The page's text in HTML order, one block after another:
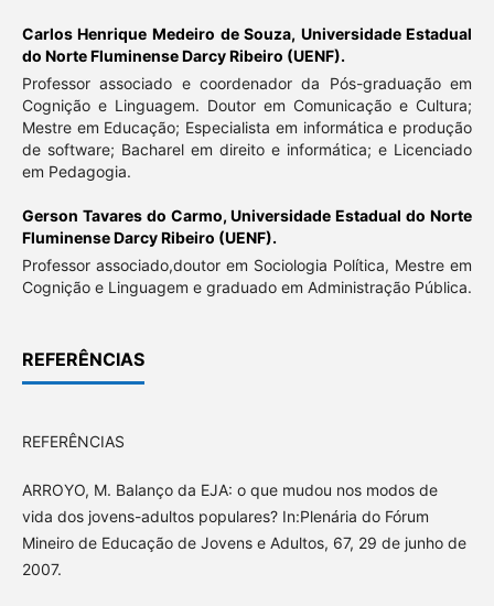
Carlos Henrique Medeiro de Souza, Universidade Estadual
do Norte Fluminense Darcy Ribeiro (UENF).
Professor associado e coordenador da Pós-graduação em
Cognição e Linguagem. Doutor em Comunicação e Cultura;
Mestre em Educação; Especialista em informática e produção
de software; Bacharel em direito e informática; e Licenciado
em Pedagogia.
Gerson Tavares do Carmo,Universidade Estadual do Norte
Fluminense Darcy Ribeiro (UENF).
Professor associado,doutor em Sociologia Política, Mestre em
Cognição e Linguagem e graduado em Administração Pública.
REFERÊNCIAS
REFERÊNCIAS
ARROYO, M. Balanço da EJA: o que mudou nos modos de
vida dos jovens-adultos populares? In:Plenária do Fórum
Mineiro de Educação de Jovens e Adultos, 67, 29 de junho de
2007.